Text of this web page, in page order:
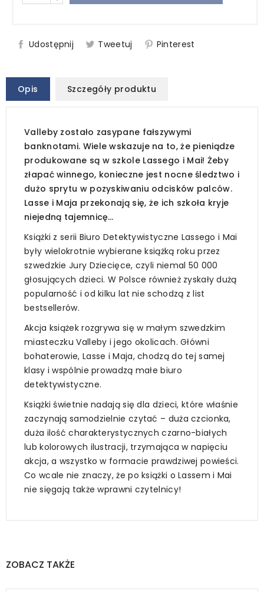
Udostępnij Tweetuj Pinterest
Opis Szczegóły produktu
Valleby zostało zasypane fałszywymi
banknotami. Wiele wskazuje na to, że pieniądze
produkowane są w szkole Lassego i Mai! Żeby
złapać winnego, konieczne jest nocne śledztwo i
dużo sprytu w pozyskiwaniu odcisków palców.
Lasse i Maja przekonają się, że ich szkoła kryje
niejedną tajemnicę…
Książki z serii Biuro Detektywistyczne Lassego i Mai
były wielokrotnie wybierane książką roku przez
szwedzkie Jury Dziecięce, czyli niemal 50 000
głosujących dzieci. W Polsce również zyskały dużą
popularność i od kilku lat nie schodzą z list
bestsellerów.
Akcja książek rozgrywa się w małym szwedzkim
miasteczku Valleby i jego okolicach. Główni
bohaterowie, Lasse i Maja, chodzą do tej samej
klasy i wspólnie prowadzą małe biuro
detektywistyczne.
Książki świetnie nadają się dla dzieci, które właśnie
zaczynają samodzielnie czytać – duża czcionka,
duża ilość charakterystycznych czarno-białych
lub kolorowych ilustracji, trzymająca w napięciu
akcja, a wszystko w formacie prawdziwej powieści.
Co wcale nie znaczy, że po książki o Lassem i Mai
nie sięgają także wprawni czytelnicy!
ZOBACZ TAKŻE